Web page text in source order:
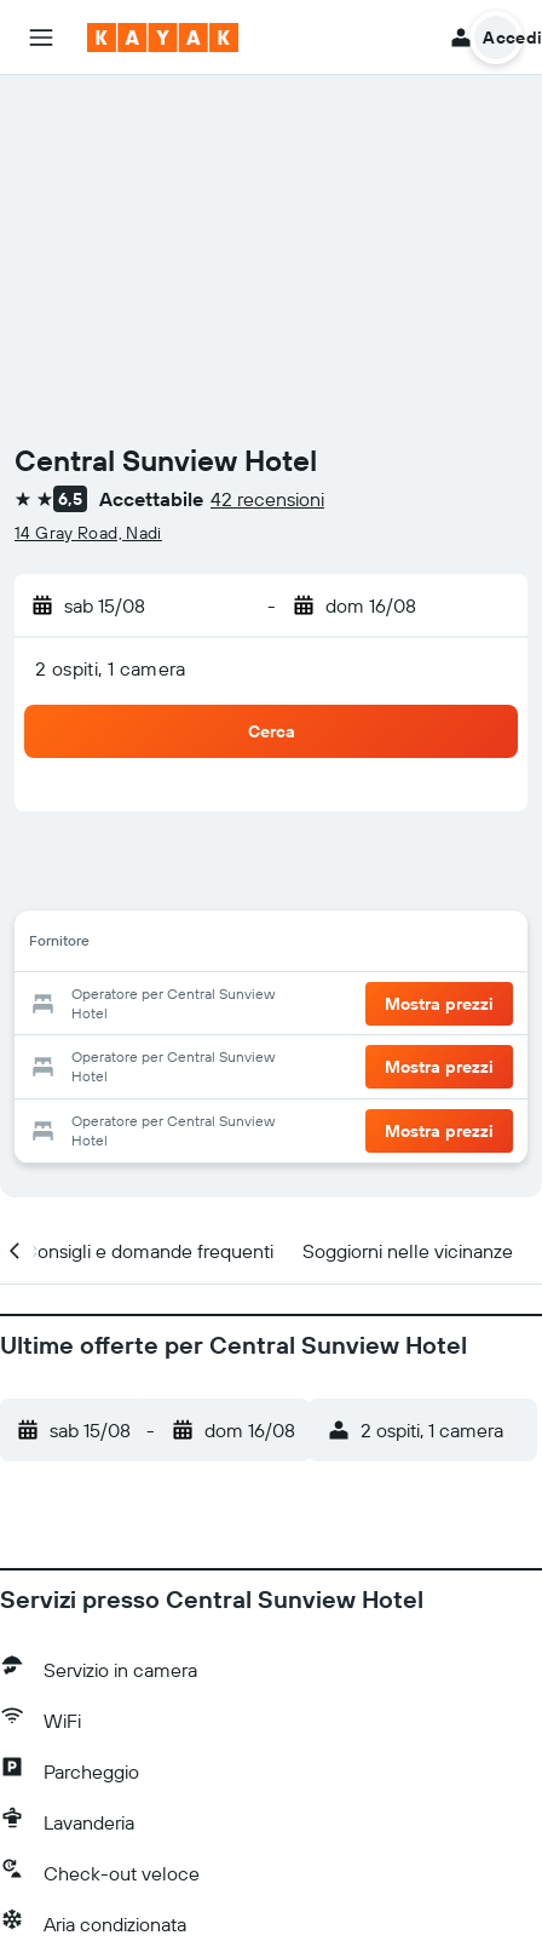
Accedi
Central Sunview Hotel
2 stelle
6,5 Accettabile 42 recensioni
14 Gray Road, Nadi
sab 15/08 - dom 16/08
2 ospiti, 1 camera
Cerca
Fornitore
Operatore per Central Sunview
Hotel
Mostra prezzi
Operatore per Central Sunview
Hotel
Mostra prezzi
Operatore per Central Sunview
Hotel
Mostra prezzi
Consigli e domande frequenti Soggiorni nelle vicinanze
Ultime offerte per Central Sunview Hotel
sab 15/08 - dom 16/08 2 ospiti, 1 camera
Servizi presso Central Sunview Hotel
Servizio in camera
WiFi
Parcheggio
Lavanderia
Check-out veloce
Aria condizionata